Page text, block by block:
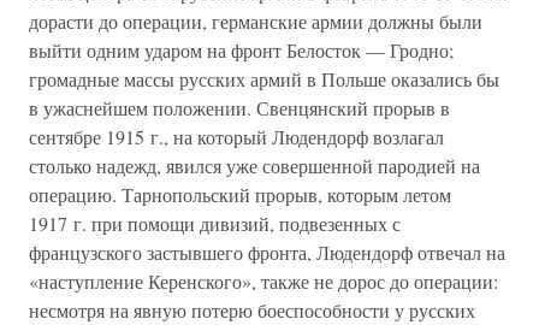
дорасти до операции, германские армии должны были
выйти одним ударом на фронт Белосток — Гродно;
громадные массы русских армий в Польше оказались бы
в ужаснейшем положении. Свенцянский прорыв в
сентябре 1915 г., на который Людендорф возлагал
столько надежд, явился уже совершенной пародией на
операцию. Тарнопольский прорыв, которым летом
1917 г. при помощи дивизий, подвезенных с
французского застывшего фронта, Людендорф отвечал на
«наступление Керенского», также не дорос до операции:
несмотря на явную потерю боеспособности у русских